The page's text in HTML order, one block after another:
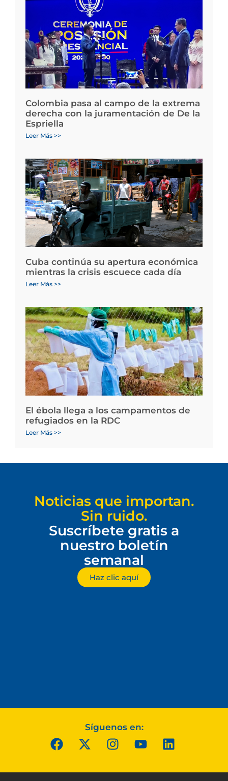
Colombia pasa al campo de la extrema
derecha con la juramentación de De la
Espriella
Leer Más >>
Cuba continúa su apertura económica
mientras la crisis escuece cada día
Leer Más >>
El ébola llega a los campamentos de
refugiados en la RDC
Leer Más >>
Noticias que importan.
Sin ruido.
Suscríbete gratis a
nuestro boletín
semanal
Haz clic aquí
Síguenos en: